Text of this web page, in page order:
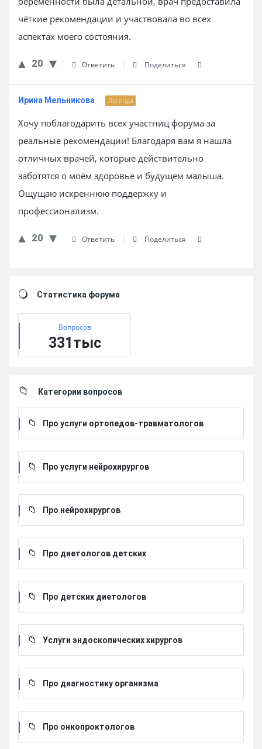
чёткие рекомендации и участвовала во всех
аспектах моего состояния.
20 Ответить Поделиться
Ирина Мельникова Легенда
Хочу поблагодарить всех участниц форума за
реальные рекомендации! Благодаря вам я нашла
отличных врачей, которые действительно
заботятся о моём здоровье и будущем малыша.
Ощущаю искреннюю поддержку и
профессионализм.
20 Ответить Поделиться
Статистика форума
Вопросов
331тыс
Категории вопросов
Про услуги ортопедов-травматологов
Про услуги нейрохирургов
Про нейрохирургов
Про диетологов детских
Про детских диетологов
Услуги эндоскопических хирургов
Про диагностику организма
Про онкопроктологов